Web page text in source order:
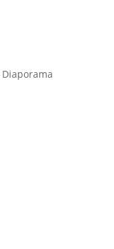
Diaporama